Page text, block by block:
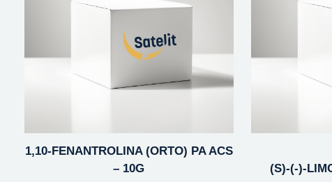
1,10-FENANTROLINA (ORTO) PA ACS
– 10G
(S)-(-)-